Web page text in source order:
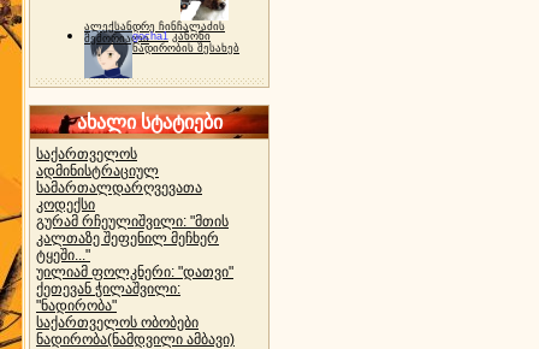
ალექსანდრე ჩინჩალაძის
მემორიალიgocha1 კანონი
ნადირობის შესახებ
ახალი სტატიები
საქართველოს
ადმინისტრაციულ
სამართალდარღვევათა
კოდექსი
გურამ რჩეულიშვილი: "მთის
კალთაზე შეფენილ მეჩხერ
ტყეში..."
უილიამ ფოლკნერი: "დათვი"
ქეთევან ჭილაშვილი:
"ნადირობა"
საქართველოს ობობები
ნადირობა(ნამდვილი ამბავი)